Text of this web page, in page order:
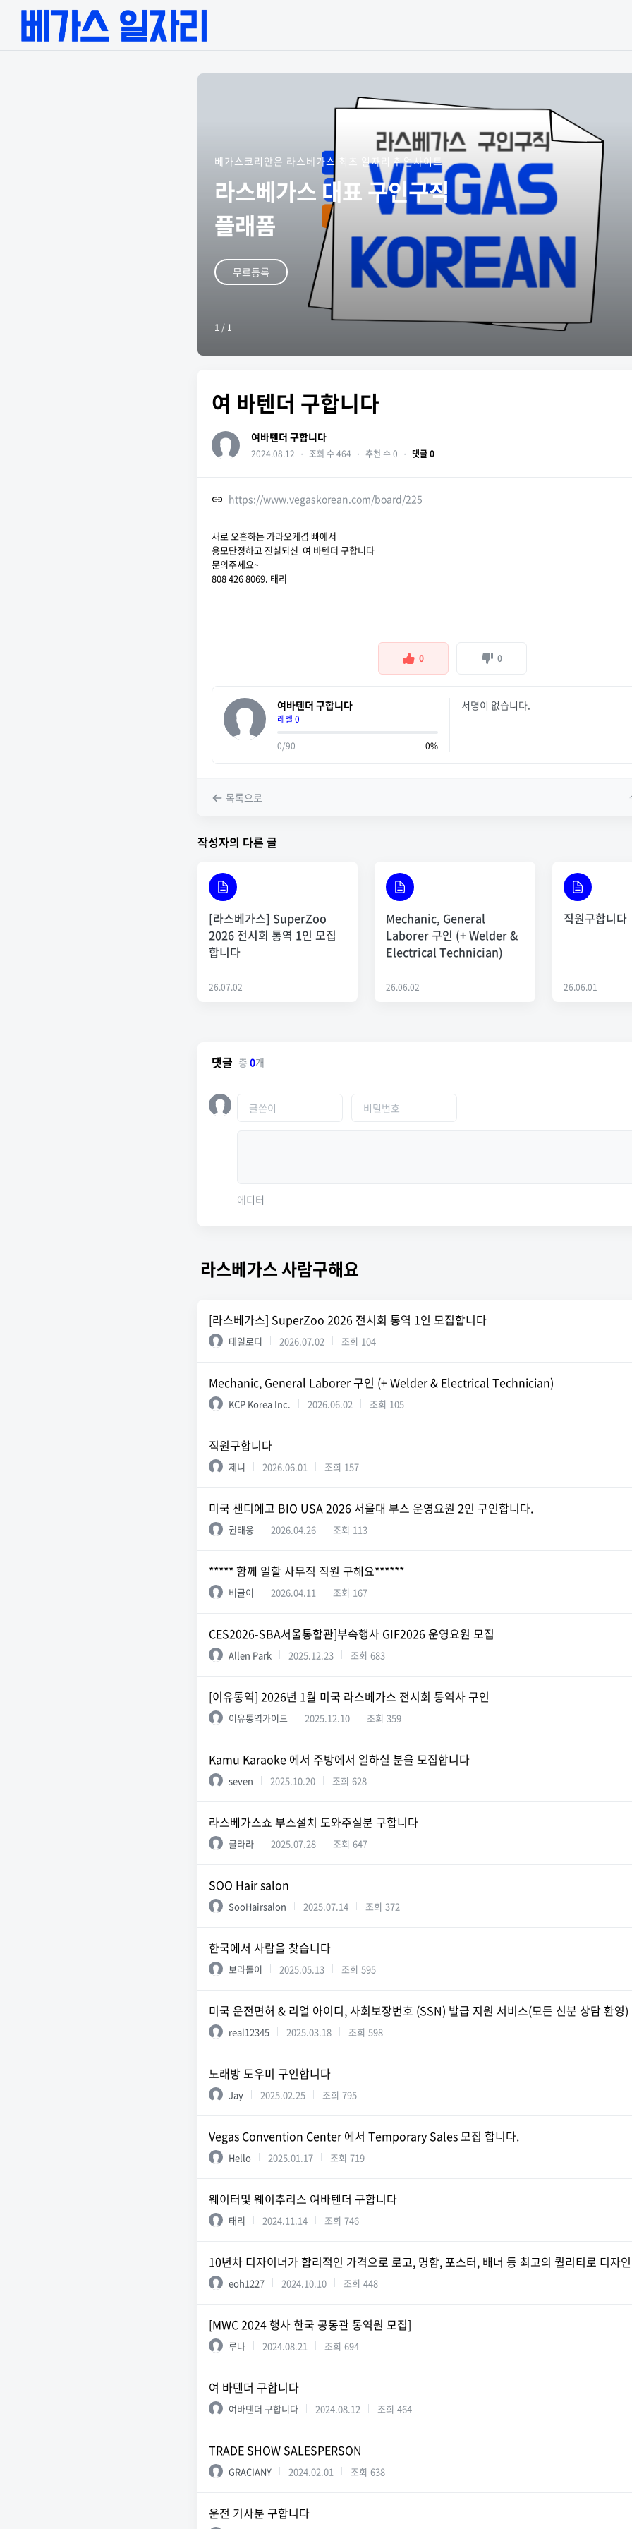
베가스코리안은 라스베가스 최초 일자리 취업사이트
라스베가스 대표 구인구직
플래폼
무료등록
1 / 1
여 바텐더 구합니다
여바텐더 구합니다
2024.08.12 ・ 조회 수 464 ・ 추천 수 0 ・ 댓글 0
https://www.vegaskorean.com/board/225
새로 오흔하는 가라오케겸 빠에서
용모단정하고 진실되신 여 바텐더 구합니다
문의주세요~
808 426 8069. 태리
0 0
여바텐더 구합니다
레벨 0
0/90 0%
서명이 없습니다.
목록으로
작성자의 다른 글
[라스베가스] SuperZoo
2026 전시회 통역 1인 모집
합니다
26.07.02
Mechanic, General
Laborer 구인 (+ Welder &
Electrical Technician)
26.06.02
직원구합니다
26.06.01
댓글 총 0개
에디터
라스베가스 사람구해요
[라스베가스] SuperZoo 2026 전시회 통역 1인 모집합니다
테일로디 2026.07.02 조회 104
Mechanic, General Laborer 구인 (+ Welder & Electrical Technician)
KCP Korea Inc. 2026.06.02 조회 105
직원구합니다
제니 2026.06.01 조회 157
미국 샌디에고 BIO USA 2026 서울대 부스 운영요원 2인 구인합니다.
권태웅 2026.04.26 조회 113
***** 함께 일할 사무직 직원 구해요******
비글이 2026.04.11 조회 167
CES2026-SBA서울통합관]부속행사 GIF2026 운영요원 모집
Allen Park 2025.12.23 조회 683
[이유통역] 2026년 1월 미국 라스베가스 전시회 통역사 구인
이유통역가이드 2025.12.10 조회 359
Kamu Karaoke 에서 주방에서 일하실 분을 모집합니다
seven 2025.10.20 조회 628
라스베가스쇼 부스설치 도와주실분 구합니다
클라라 2025.07.28 조회 647
SOO Hair salon
SooHairsalon 2025.07.14 조회 372
한국에서 사람을 찾습니다
보라돌이 2025.05.13 조회 595
미국 운전면허 & 리얼 아이디, 사회보장번호 (SSN) 발급 지원 서비스(모든 신분 상담 환영)
real12345 2025.03.18 조회 598
노래방 도우미 구인합니다
Jay 2025.02.25 조회 795
Vegas Convention Center 에서 Temporary Sales 모집 합니다.
Hello 2025.01.17 조회 719
웨이터및 웨이추리스 여바텐더 구합니다
태리 2024.11.14 조회 746
10년차 디자이너가 합리적인 가격으로 로고, 명함, 포스터, 배너 등 최고의 퀄리티로 디자
eoh1227 2024.10.10 조회 448
[MWC 2024 행사 한국 공동관 통역원 모집]
루나 2024.08.21 조회 694
여 바텐더 구합니다
여바텐더 구합니다 2024.08.12 조회 464
TRADE SHOW SALESPERSON
GRACIANY 2024.02.01 조회 638
운전 기사분 구합니다